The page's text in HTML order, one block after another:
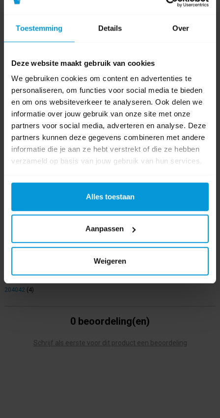
Toestemming Details Over
Deze website maakt gebruik van cookies
We gebruiken cookies om content en advertenties te
personaliseren, om functies voor social media te bieden
en om ons websiteverkeer te analyseren. Ook delen we
informatie over jouw gebruik van onze site met onze
partners voor social media, adverteren en analyse. Deze
partners kunnen deze gegevens combineren met andere
informatie die je aan ze hebt verstrekt of die ze hebben
verzameld op basis van jouw gebruik van hun services.
Alles toestaan
Aanpassen
Weigeren
Artikelnummer
Fabrikant: Tork
Lengte
afvalzak in cm
Breedte
afvalzak
Inhoud 5,0 ltr
Kleur
Tork B3
Tork (159), 564000 (4), 564008 (4), 204040 (4), afvalzak (31), b3 (4),
204042 (4)
0 beoordeling(en)
Schrijf als eerste voor dit product een beoordeling